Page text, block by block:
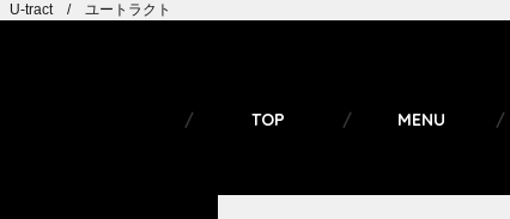
U-tract / ユートラクト
TOP MENU